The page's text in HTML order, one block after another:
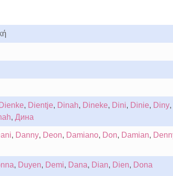
Dienke, Dientje, Dinah, Dineke, Dini, Dinie, Diny,
, Дина
, Danny, Deon, Damiano, Don, Damian,
, Duyen, Demi, Dana, Dian, Dien, Dona